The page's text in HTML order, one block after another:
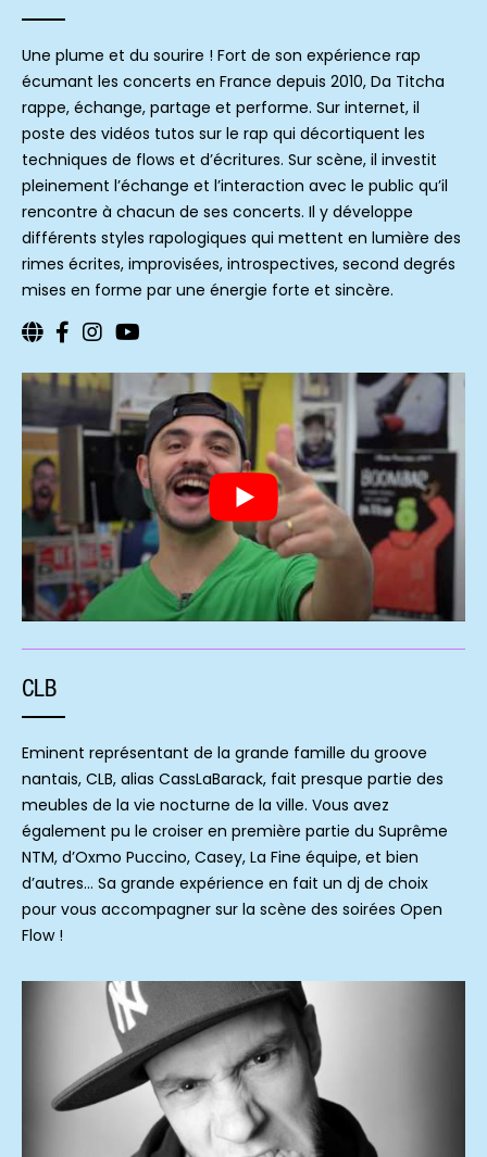
Une plume et du sourire ! Fort de son expérience rap
écumant les concerts en France depuis 2010, Da Titcha
rappe, échange, partage et performe. Sur internet, il
poste des vidéos tutos sur le rap qui décortiquent les
techniques de flows et d’écritures. Sur scène, il investit
pleinement l’échange et l’interaction avec le public qu’il
rencontre à chacun de ses concerts. Il y développe
différents styles rapologiques qui mettent en lumière des
rimes écrites, improvisées, introspectives, second degrés
mises en forme par une énergie forte et sincère.
CLB
Eminent représentant de la grande famille du groove
nantais, CLB, alias CassLaBarack, fait presque partie des
meubles de la vie nocturne de la ville. Vous avez
également pu le croiser en première partie du Suprême
NTM, d’Oxmo Puccino, Casey, La Fine équipe, et bien
d’autres… Sa grande expérience en fait un dj de choix
pour vous accompagner sur la scène des soirées Open
Flow !